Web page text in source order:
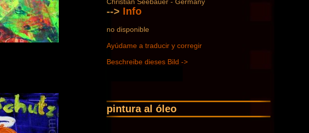
--> Info
no disponible
Ayúdame a traducir y corregir
Beschreibe dieses Bild ->
pintura al óleo